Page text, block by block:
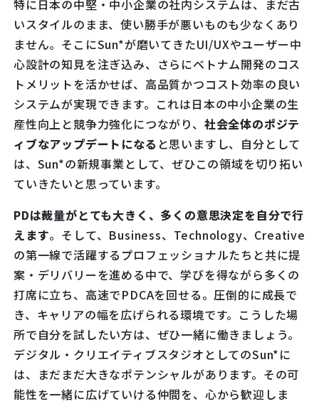
特に日本の中堅・中小企業の社内システムは、まだ古
いスタイルのまま、使い勝手が悪いものも少なくあり
ません。そこにSun*が磨いてきたUI/UXやユーザー中
心設計の知見を注ぎ込み、さらにベトナム開発のコス
トメリットを活かせば、高品質かつコスト効率の良い
システムが実現できます。これは日本の中小企業の生
産性向上と競争力強化につながり、 社会全体のポジテ
ィブなアップデートになる と思いますし、自分として
は、Sun*の新規事業として、ぜひこの領域を切り拓い
ていきたいと思っています。
PDは裁量がとても大きく、多くの意思決定を自分で行
えます。そして、Business、Technology、Creative
の第一線で活躍するプロフェッショナルたちと共に提
案・デリバリーを進める中で、学びを得ながら多くの
打席に立ち、高速でPDCAを回せる。圧倒的に成長で
き、キャリアの幅を広げられる環境です。こうした場
所で自分を試したい方は、ぜひ一緒に働きましょう。
デジタル・クリエイティブスタジオとしてのSun*に
は、まだまだ大きなポテンシャルがあります。その可
能性を一緒に広げていける仲間を、心から歓迎しま